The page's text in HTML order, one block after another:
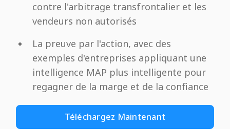
contre l'arbitrage transfrontalier et les
vendeurs non autorisés
La preuve par l'action, avec des
exemples d'entreprises appliquant une
intelligence MAP plus intelligente pour
regagner de la marge et de la confiance
Téléchargez Maintenant